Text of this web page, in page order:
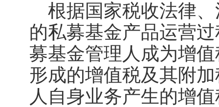
根据国家税收法律
的私募基金产品运营
募基金管理人成为增
形成的增值税及其附
人自身业务产生的增